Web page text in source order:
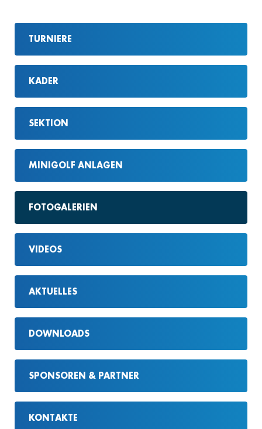
TURNIERE
KADER
SEKTION
MINIGOLF ANLAGEN
FOTOGALERIEN
VIDEOS
AKTUELLES
DOWNLOADS
SPONSOREN & PARTNER
KONTAKTE